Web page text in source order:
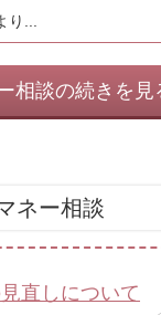
...
相談の続きを見
ネー相談
直しについて